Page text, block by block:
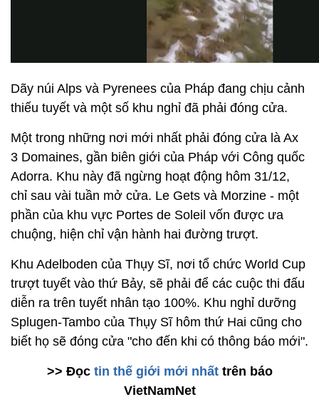
Dãy núi Alps và Pyrenees của Pháp đang chịu cảnh
thiếu tuyết và một số khu nghỉ đã phải đóng cửa.
Một trong những nơi mới nhất phải đóng cửa là Ax
3 Domaines, gần biên giới của Pháp với Công quốc
Adorra. Khu này đã ngừng hoạt động hôm 31/12,
chỉ sau vài tuần mở cửa. Le Gets và Morzine - một
phần của khu vực Portes de Soleil vốn được ưa
chuộng, hiện chỉ vận hành hai đường trượt.
Khu Adelboden của Thụy Sĩ, nơi tổ chức World Cup
trượt tuyết vào thứ Bảy, sẽ phải để các cuộc thi đấu
diễn ra trên tuyết nhân tạo 100%. Khu nghỉ dưỡng
Splugen-Tambo của Thụy Sĩ hôm thứ Hai cũng cho
biết họ sẽ đóng cửa "cho đến khi có thông báo mới".
>> Đọc tin thế giới mới nhất trên báo
VietNamNet